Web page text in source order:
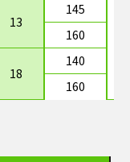
13
145
160
18
140
160